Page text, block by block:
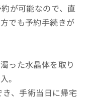
が可能なので、直
でも予約手続きが
った水晶体を取り
。
、手術当日に帰宅